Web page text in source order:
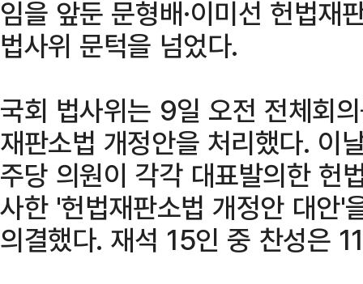
임을 앞둔 문형배·이미선 헌법재
법사위 문턱을 넘었다.
국회 법사위는 9일 오전 전체회
재판소법 개정안을 처리했다. 이
주당 의원이 각각 대표발의한 헌
사한 '헌법재판소법 개정안 대안'
의결했다. 재석 15인 중 찬성은